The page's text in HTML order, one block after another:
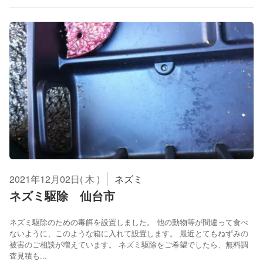
2021年12月02日( 木 ) ネズミ
ネズミ駆除 仙台市
ネズミ駆除のための毒餌を設置しました。 他の動物等が間違って食べ
ないように、このような箱に入れて設置します。 最近とてもねずみの
被害のご相談が増えています。 ネズミ駆除をご希望でしたら、無料調
査見積も...